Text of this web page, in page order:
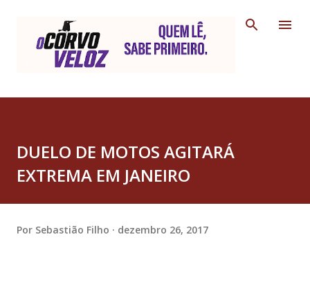
DUELO DE MOTOS AGITARÁ
EXTREMA EM JANEIRO
Por Sebastião Filho dezembro 26, 2017